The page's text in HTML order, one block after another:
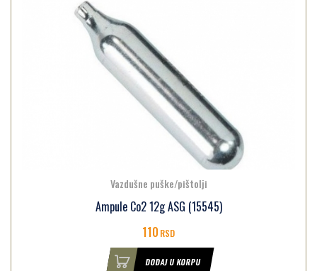
Vazdušne puške/pištolji
Ampule Co2 12g ASG (15545)
110RSD
DODAJ U KORPU